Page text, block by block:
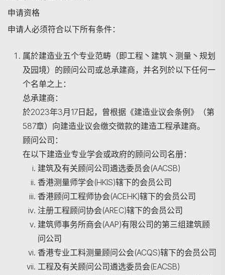
申请资格
申请人必须符合以下所有条件：
属於建造业五个专业范畴（即工程丶建筑丶测量丶规划
及园境）的顾问公司或总承建商，并名列於以下任何一
个名单之上：
总承建商：
於2023年3月17日起，曾根据《建造业议会条例》（第
587章）向建造业议会缴交徵款的建造工程承建商。
顾问公司：
在以下建造业专业学会或政府的顾问公司名册：
建筑及有关顾问公司遴选委员会(AACSB)
香港测量师学会(HKIS)辖下的会员公司
香港顾问工程师协会(ACEHK)辖下的会员公司
注册工程顾问协会(AREC)辖下的会员公司
建筑师事务所商会(AAP)有限公司的第三组建筑顾
问公司
香港专业工料测量顾问公会(ACQS)辖下的会员公司
工程及有关顾问公司遴选委员会(EACSB)